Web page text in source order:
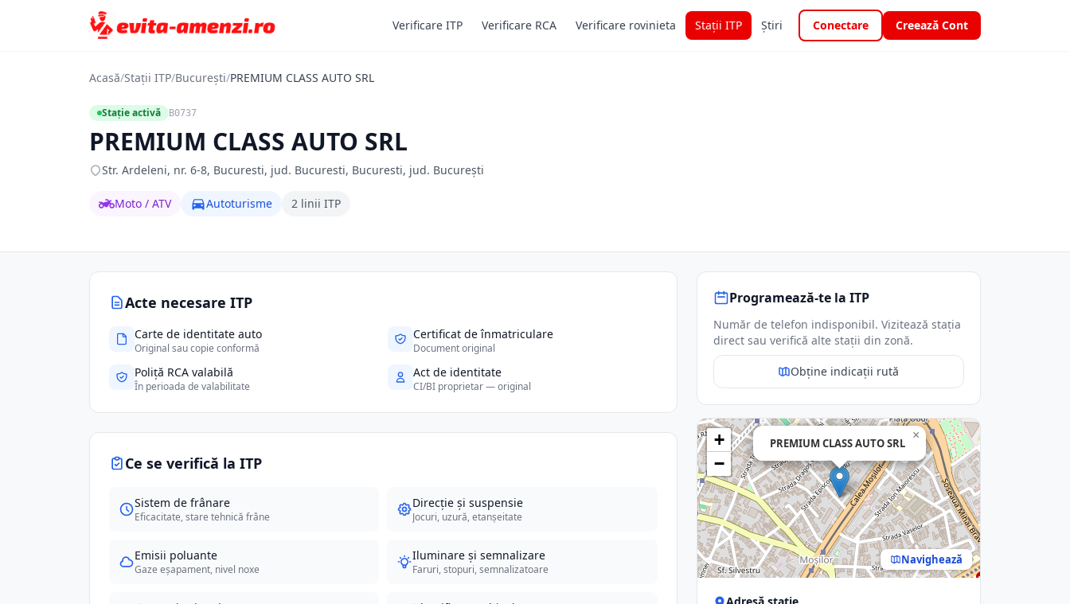
Verificare ITP Verificare RCA Verificare rovinieta Stații ITP Știri Conectare Creează Cont
Acasă/Stații ITP/București/PREMIUM CLASS AUTO SRL
Stație activă B0737
PREMIUM CLASS AUTO SRL
Str. Ardeleni, nr. 6-8, Bucuresti, jud. Bucuresti, Bucuresti, jud. București
Moto / ATV Autoturisme 2 linii ITP
Acte necesare ITP
Carte de identitate auto
Original sau copie conformă
Certificat de înmatriculare
Document original
Poliță RCA valabilă
În perioada de valabilitate
Act de identitate
CI/BI proprietar — original
Ce se verifică la ITP
Sistem de frânare
Eficacitate, stare tehnică frâne
Direcție și suspensie
Jocuri, uzură, etanșeitate
Emisii poluante
Gaze eșapament, nivel noxe
Iluminare și semnalizare
Faruri, stopuri, semnalizatoare
Programează-te la ITP
Număr de telefon indisponibil. Vizitează stația
direct sau verifică alte stații din zonă.
Obține indicații rută
PREMIUM CLASS AUTO SRL
×
+
−
Navighează